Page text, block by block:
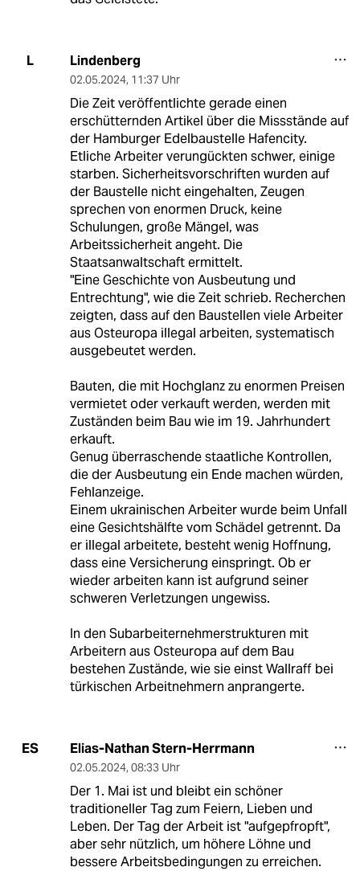
L Lindenberg
02.05.2024, 11:37 Uhr
Die Zeit veröffentlichte gerade einen
erschütternden Artikel über die Missstände auf
der Hamburger Edelbaustelle Hafencity.
Etliche Arbeiter verungückten schwer, einige
starben. Sicherheitsvorschriften wurden auf
der Baustelle nicht eingehalten, Zeugen
sprechen von enormen Druck, keine
Schulungen, große Mängel, was
Arbeitssicherheit angeht. Die
Staatsanwaltschaft ermittelt.
"Eine Geschichte von Ausbeutung und
Entrechtung", wie die Zeit schrieb. Recherchen
zeigten, dass auf den Baustellen viele Arbeiter
aus Osteuropa illegal arbeiten, systematisch
ausgebeutet werden.
Bauten, die mit Hochglanz zu enormen Preisen
vermietet oder verkauft werden, werden mit
Zuständen beim Bau wie im 19. Jahrhundert
erkauft.
Genug überraschende staatliche Kontrollen,
die der Ausbeutung ein Ende machen würden,
Fehlanzeige.
Einem ukrainischen Arbeiter wurde beim Unfall
eine Gesichtshälfte vom Schädel getrennt. Da
er illegal arbeitete, besteht wenig Hoffnung,
dass eine Versicherung einspringt. Ob er
wieder arbeiten kann ist aufgrund seiner
schweren Verletzungen ungewiss.
In den Subarbeiternehmerstrukturen mit
Arbeitern aus Osteuropa auf dem Bau
bestehen Zustände, wie sie einst Wallraff bei
türkischen Arbeitnehmern anprangerte.
ES Elias-Nathan Stern-Herrmann
02.05.2024, 08:33 Uhr
Der 1. Mai ist und bleibt ein schöner
traditioneller Tag zum Feiern, Lieben und
Leben. Der Tag der Arbeit ist "aufgepfropft",
aber sehr nützlich, um höhere Löhne und
bessere Arbeitsbedingungen zu erreichen.